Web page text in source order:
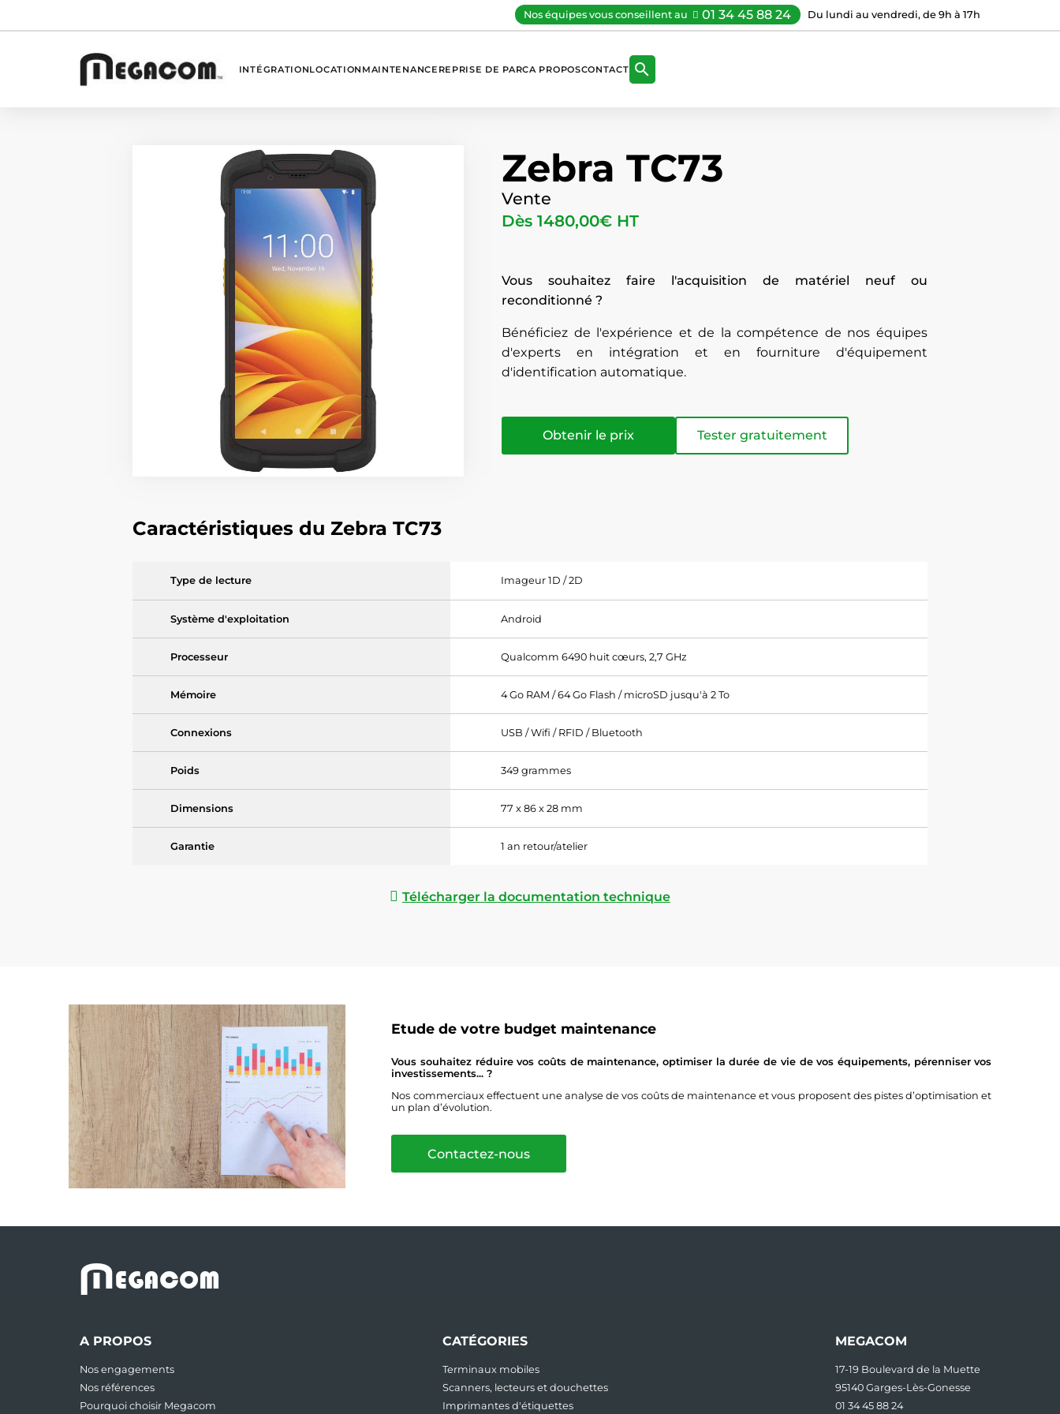
Nos équipes vous conseillent au 01 34 45 88 24 Du lundi au vendredi, de 9h à 17h
INTÉGRATIONLOCATION MAINTENANCE REPRISE DE PARCA PROPOSCONTACT 
Zebra TC73
Vente
Dès 1480,00€ HT
Vous souhaitez faire l'acquisition de matériel neuf ou
reconditionné ?
Bénéficiez de l'expérience et de la compétence de nos équipes
d'experts en intégration et en fourniture d'équipement
d'identification automatique.
Obtenir le prix Tester gratuitement
Caractéristiques du Zebra TC73
Type de lecture Imageur 1D / 2D
Système d'exploitation Android
Processeur Qualcomm 6490 huit cœurs, 2,7 GHz
Mémoire 4 Go RAM / 64 Go Flash / microSD jusqu'à 2 To
Connexions USB / Wifi / RFID / Bluetooth
Poids 349 grammes
Dimensions 77 x 86 x 28 mm
Garantie 1 an retour/atelier
Télécharger la documentation technique
Etude de votre budget maintenance
Vous souhaitez réduire vos coûts de maintenance, optimiser la durée de vie de vos équipements, pérenniser vos
investissements... ?
Nos commerciaux effectuent une analyse de vos coûts de maintenance et vous proposent des pistes d’optimisation et
un plan d’évolution.
Contactez-nous
MEGACOM
A PROPOS
Nos engagements
Nos références
Pourquoi choisir Megacom
CATÉGORIES
Terminaux mobiles
Scanners, lecteurs et douchettes
Imprimantes d'étiquettes
MEGACOM
17-19 Boulevard de la Muette
95140 Garges-Lès-Gonesse
01 34 45 88 24